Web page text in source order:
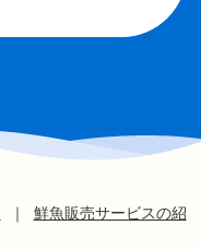
｜ 鮮魚販売サービスの紹